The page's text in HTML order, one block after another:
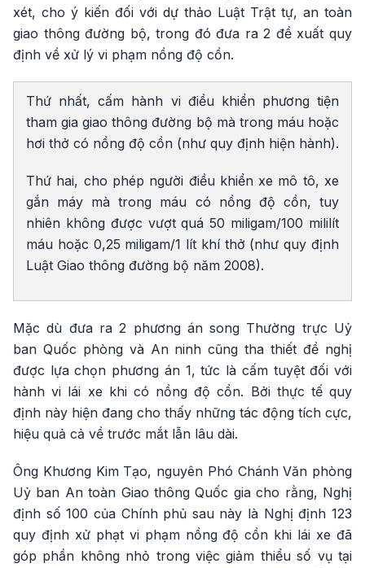
xét, cho ý kiến đối với dự thảo Luật Trật tự, an toàn
giao thông đường bộ, trong đó đưa ra 2 đề xuất quy
định về xử lý vi phạm nồng độ cồn.
Thứ nhất, cấm hành vi điều khiển phương tiện
tham gia giao thông đường bộ mà trong máu hoặc
hơi thở có nồng độ cồn (như quy định hiện hành).
Thứ hai, cho phép người điều khiển xe mô tô, xe
gắn máy mà trong máu có nồng độ cồn, tuy
nhiên không được vượt quá 50 miligam/100 mililít
máu hoặc 0,25 miligam/1 lít khí thở (như quy định
Luật Giao thông đường bộ năm 2008).
Mặc dù đưa ra 2 phương án song Thường trực Uỷ
ban Quốc phòng và An ninh cũng tha thiết đề nghị
được lựa chọn phương án 1, tức là cấm tuyệt đối với
hành vi lái xe khi có nồng độ cồn. Bởi thực tế quy
định này hiện đang cho thấy những tác động tích cực,
hiệu quả cả về trước mắt lẫn lâu dài.
Ông Khương Kim Tạo, nguyên Phó Chánh Văn phòng
Uỷ ban An toàn Giao thông Quốc gia cho rằng, Nghị
định số 100 của Chính phủ sau này là Nghị định 123
quy định xử phạt vi phạm nồng độ cồn khi lái xe đã
góp phần không nhỏ trong việc giảm thiểu số vụ tại